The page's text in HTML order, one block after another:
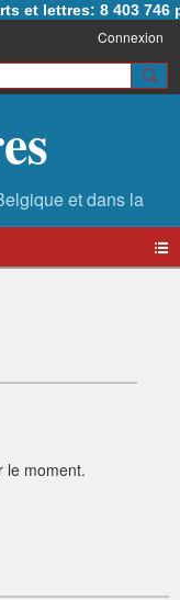
et lettres: 8 403 746
Connexion
le moment.